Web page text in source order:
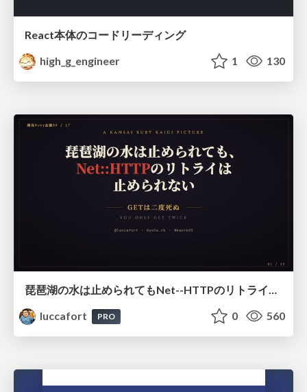
React本体のコードリーディング
high_g_engineer
1 130
琵琶湖の水は止められてもNet--HTTPのリトライは止められない / You might be able to stop the water flow of Lake Biwa but you can't stop Net::HTTP retries
luccafort
PRO 0 560